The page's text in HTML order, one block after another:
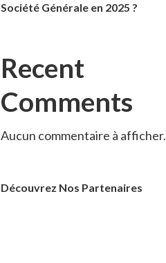
Société Générale en 2025 ?
Recent
Comments
Aucun commentaire à afficher.
Découvrez Nos Partenaires